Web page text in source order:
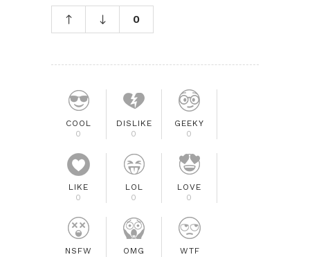
0
COOL
0
DISLIKE
0
GEEKY
0
LIKE
0
LOL
0
LOVE
0
NSFW
OMG
WTF